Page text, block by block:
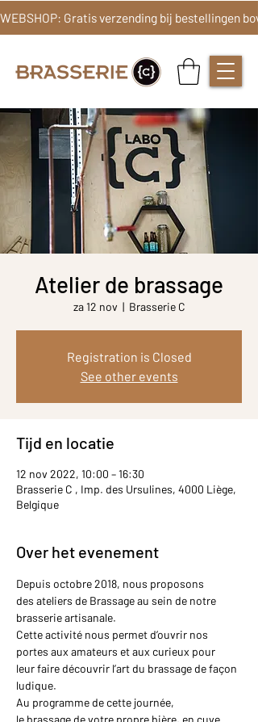
Atelier de brassage
za 12 nov
  |
Brasserie C
Registration is Closed
See other events
Tijd en locatie
12 nov 2022, 10:00 – 16:30
Brasserie C , Imp. des Ursulines, 4000 Liège,
Belgique
Over het evenement
Depuis octobre 2018, nous proposons
des ateliers de Brassage au sein de notre
brasserie artisanale.
Cette activité nous permet d’ouvrir nos
portes aux amateurs et aux curieux pour
leur faire découvrir l’art du brassage de façon
ludique.
Au programme de cette journée,